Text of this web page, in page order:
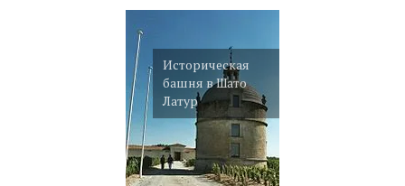
Историческая
башня в Шато
Латур